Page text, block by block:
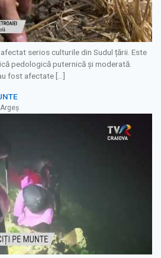
serios culturile din Sudul țării. Este
pedologică puternică și moderată.
fost afectate […]